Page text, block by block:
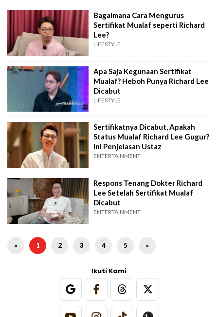
Bagaimana Cara Mengurus
Sertifikat Mualaf seperti Richard
Lee?
LIFESTYLE
Apa Saja Kegunaan Sertifikat
Mualaf? Heboh Punya Richard Lee
Dicabut
LIFESTYLE
Sertifikatnya Dicabut, Apakah
Status Mualaf Richard Lee Gugur?
Ini Penjelasan Ustaz
ENTERTAINMENT
Respons Tenang Dokter Richard
Lee Setelah Sertifikat Mualaf
Dicabut
ENTERTAINMENT
« 1 2 3 4 5 »
Ikuti Kami